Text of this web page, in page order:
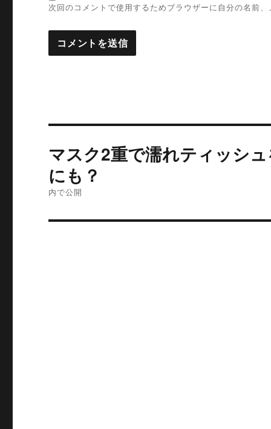
次回のコメントで使用するためブラウザーに自分の名前、
稿
ナ
ビ
マスク2重で濡れティッシ
にも？
内で公開